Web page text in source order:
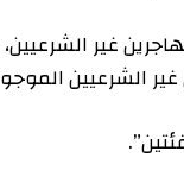
الشرعيين، قال
الموجودين